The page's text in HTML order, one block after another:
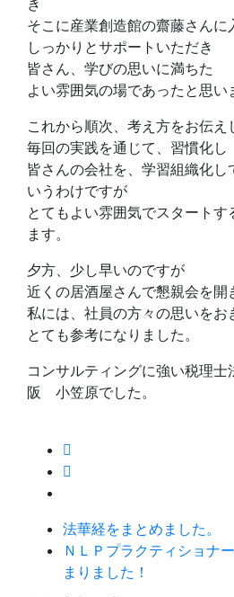
き
そこに産業創造館の齋藤さんに
しっかりとサポートいただき
皆さん、学びの思いに満ちた
よい雰囲気の場であったと思い
これから順次、考え方をお伝え
毎回の実践を通じて、習慣化し
皆さんの会社を、学習組織化し
いうわけですが
とてもよい雰囲気でスタート
ます。
夕方、少し早いのですが
近くの居酒屋さんで懇親会を開
私には、社員の方々の思いをお
とても参考になりました。
コンサルティングに強い税理
阪 小笠原でした。
法華経をまとめました。
ＮＬＰプラクティショナ
まりました！